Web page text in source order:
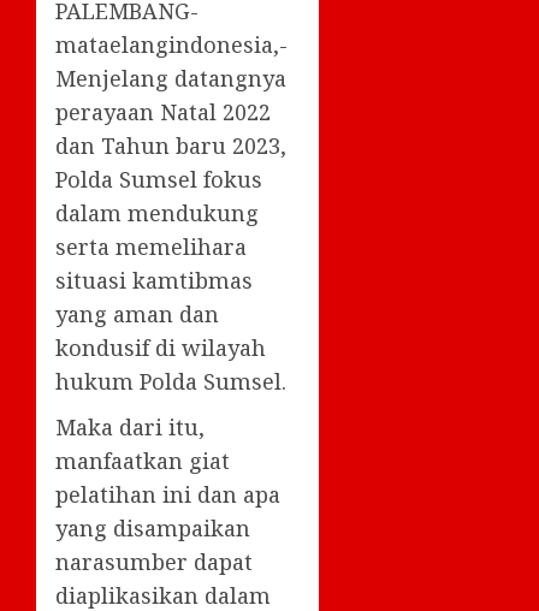
PALEMBANG-
mataelangindonesia,-
Menjelang datangnya
perayaan Natal 2022
dan Tahun baru 2023,
Polda Sumsel fokus
dalam mendukung
serta memelihara
situasi kamtibmas
yang aman dan
kondusif di wilayah
hukum Polda Sumsel.
Maka dari itu,
manfaatkan giat
pelatihan ini dan apa
yang disampaikan
narasumber dapat
diaplikasikan dalam